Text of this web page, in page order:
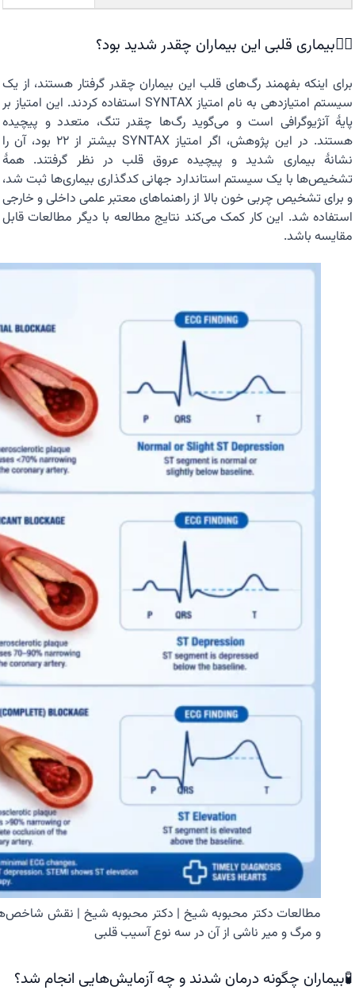
❤️‍🔥بیماری قلبی این بیماران چقدر شدید بود؟
برای اینکه بفهمند رگ‌های قلب این بیماران چقدر گرفتار هستند، از یک
سیستم امتیازدهی به نام امتیاز SYNTAX استفاده کردند. این امتیاز بر
پایهٔ آنژیوگرافی است و می‌گوید رگ‌ها چقدر تنگ، متعدد و پیچیده
هستند. در این پژوهش، اگر امتیاز SYNTAX بیشتر از ۲۲ بود، آن را
نشانهٔ بیماری شدید و پیچیده عروق قلب در نظر گرفتند. همهٔ
تشخیص‌ها با یک سیستم استاندارد جهانی کدگذاری بیماری‌ها ثبت شد،
و برای تشخیص چربی خون بالا از راهنماهای معتبر علمی داخلی و خارجی
استفاده شد. این کار کمک می‌کند نتایج مطالعه با دیگر مطالعات قابل
مقایسه باشد.
و مرگ و میر ناشی از آن در سه نوع آسیب قلبی
🧪بیماران چگونه درمان شدند و چه آزمایش‌هایی انجام شد؟